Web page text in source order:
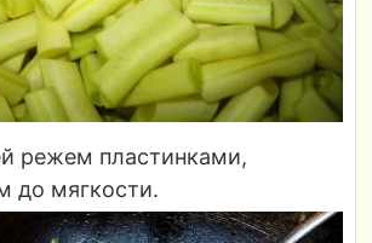
режем пластинками,
до мягкости.